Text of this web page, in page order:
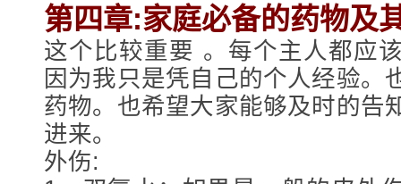
第四章:家庭必备的药物及
这个比较重要 。每个主人都应
因为我只是凭自己的个人经验。
药物。也希望大家能够及时的告
进来。
外伤: